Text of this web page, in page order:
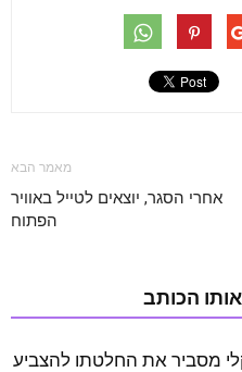
מאמר הבא
אחרי הסגר, יוצאים לטייל באוויר
הפתוח
הכותב
מסביר את החלטתו להצביע